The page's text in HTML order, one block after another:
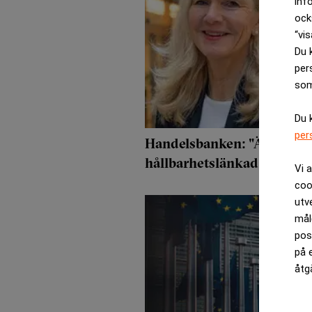
Du
Du
Vi
på
Handelsbanken: "Än
hållbarhetslänkad